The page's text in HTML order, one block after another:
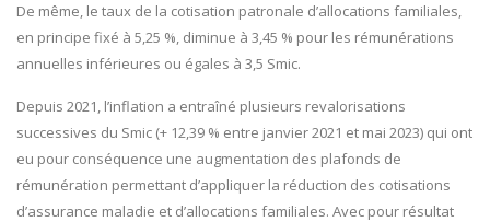
De même, le taux de la cotisation patronale d’allocations familiales,
en principe fixé à 5,25 %, diminue à 3,45 % pour les rémunérations
annuelles inférieures ou égales à 3,5 Smic.
Depuis 2021, l’inflation a entraîné plusieurs revalorisations
successives du Smic (+ 12,39 % entre janvier 2021 et mai 2023) qui ont
eu pour conséquence une augmentation des plafonds de
rémunération permettant d’appliquer la réduction des cotisations
d’assurance maladie et d’allocations familiales. Avec pour résultat